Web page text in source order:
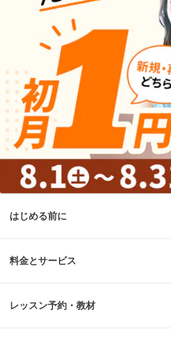
はじめる前に
料金とサービス
レッスン予約・教材